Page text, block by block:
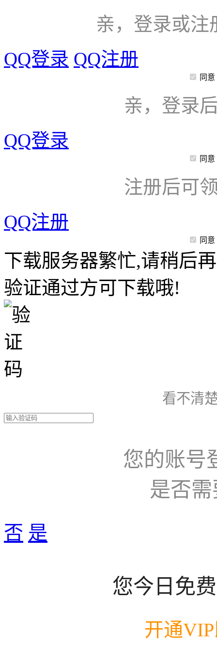
亲，登录或注
QQ登录 QQ注册
同意
亲，登录
QQ登录
同意
注册后可
QQ注册
同意
下载服务器繁忙,请稍后
验证通过方可下载哦!
看不清
您的账号
是否
否 是
您今日免
开通